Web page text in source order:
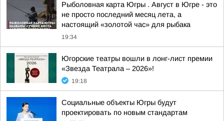
Рыболовная карта Югры . Август в Югре - это
не просто последний месяц лета, а
настоящий «золотой час» для рыбака
19:34
Югорские театры вошли в лонг-лист премии
«Звезда Театрала – 2026»!
19:18
Социальные объекты Югры будут
проектировать по новым стандартам